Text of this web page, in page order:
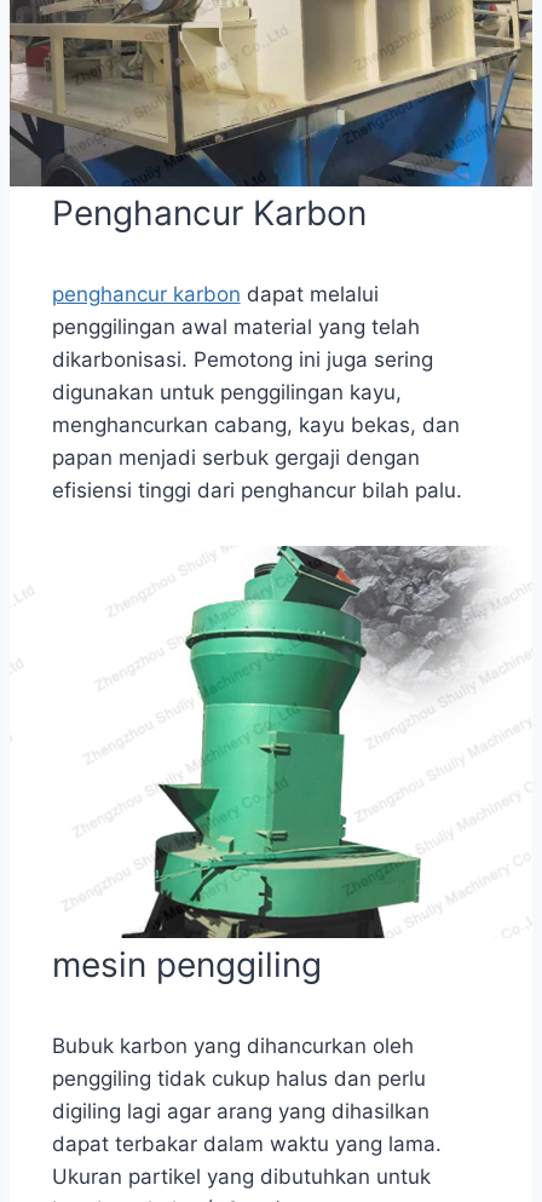
Penghancur Karbon
penghancur karbon dapat melalui
penggilingan awal material yang telah
dikarbonisasi. Pemotong ini juga sering
digunakan untuk penggilingan kayu,
menghancurkan cabang, kayu bekas, dan
papan menjadi serbuk gergaji dengan
efisiensi tinggi dari penghancur bilah palu.
mesin penggiling
Bubuk karbon yang dihancurkan oleh
penggiling tidak cukup halus dan perlu
digiling lagi agar arang yang dihasilkan
dapat terbakar dalam waktu yang lama.
Ukuran partikel yang dibutuhkan untuk